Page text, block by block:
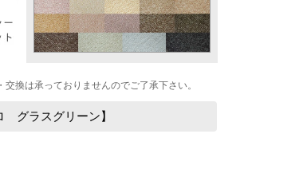
換は承っておりませんのでご了承下さい。
グラスグリーン】